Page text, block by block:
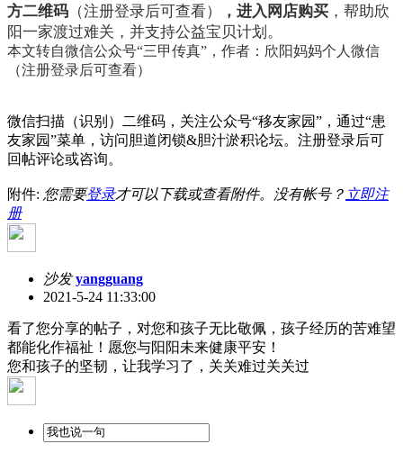
方二维码 （注册登录后可查看） ，进入网店购买 ，帮助欣
阳一家渡过难关，并支持公益宝贝计划。
本文转自微信公众号“三甲传真”，作者：欣阳妈妈个人微信
（注册登录后可查看）
微信扫描（识别）二维码，关注公众号“移友家园”，通过“患
友家园”菜单，访问胆道闭锁&胆汁淤积论坛。注册登录后可
回帖评论或咨询。
附件: 您需要登录才可以下载或查看附件。没有帐号？ 立即注
册
沙发 yangguang
2021-5-24 11:33:00
看了您分享的帖子，对您和孩子无比敬佩，孩子经历的苦难望
都能化作福祉！愿您与阳阳未来健康平安！
您和孩子的坚韧，让我学习了，关关难过关关过